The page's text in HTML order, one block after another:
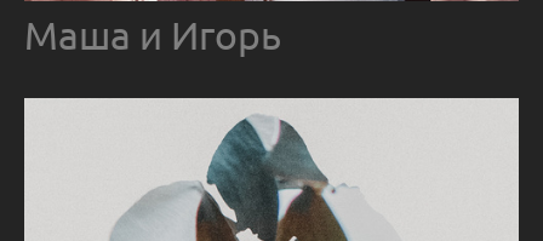
Маша и Игорь